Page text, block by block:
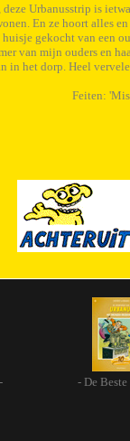
deze Urbanusstrip is
En ze hoort alles
huisje gekocht van een
van mijn ouders en
in het dorp. Heel
Feiten:
- De